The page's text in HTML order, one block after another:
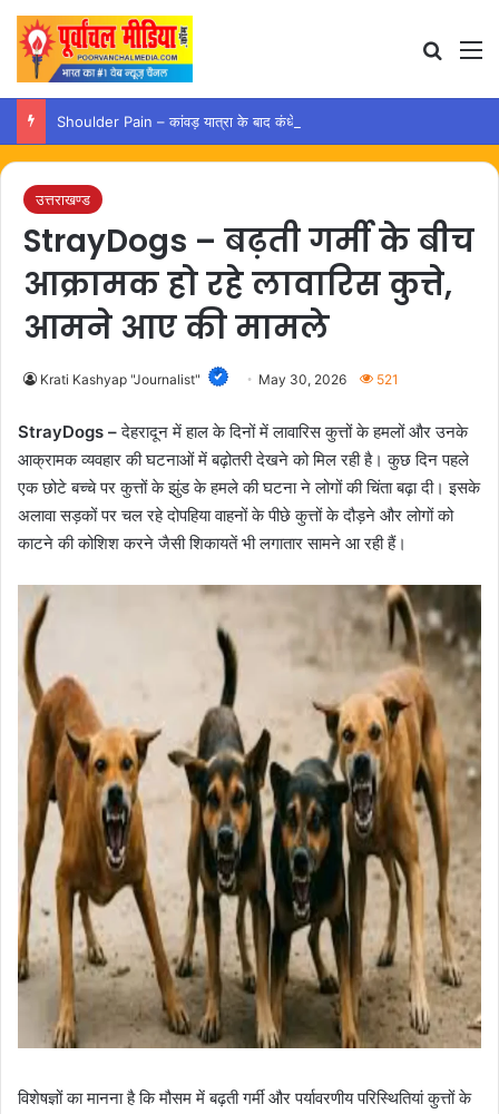
उत्तराखण्ड
StrayDogs – बढ़ती गर्मी के बीच
आक्रामक हो रहे लावारिस कुत्ते,
आमने आए की मामले
Krati Kashyap "Journalist" May 30, 2026 521
StrayDogs –देहरादून में हाल के दिनों में लावारिस कुत्तों के हमलों और उनके
आक्रामक व्यवहार की घटनाओं में बढ़ोतरी देखने को मिल रही है। कुछ दिन पहले
एक छोटे बच्चे पर कुत्तों के झुंड के हमले की घटना ने लोगों की चिंता बढ़ा दी। इसके
अलावा सड़कों पर चल रहे दोपहिया वाहनों के पीछे कुत्तों के दौड़ने और लोगों को
काटने की कोशिश करने जैसी शिकायतें भी लगातार सामने आ रही हैं।
विशेषज्ञों का मानना है कि मौसम में बढ़ती गर्मी और पर्यावरणीय परिस्थितियां कुत्तों के